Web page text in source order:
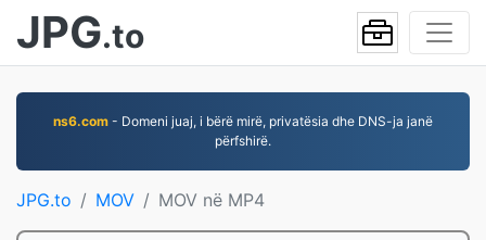
JPG.to
ns6.com - Domeni juaj, i bërë mirë, privatësia dhe DNS-ja janë
përfshirë.
JPG.to MOV MOV në MP4